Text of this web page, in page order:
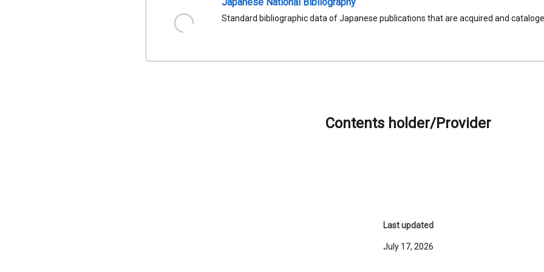
Standard bibliographic data of Japanese publications that are acquired and
Contents holder/Provider
Last updated
July 17, 2026